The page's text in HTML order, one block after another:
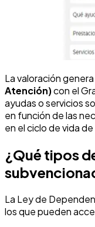
La valoración genera
Atención)con el
ayudas o servicios
en función de las
en el ciclo de vida
¿Qué tipos
La Ley de
los que pueden